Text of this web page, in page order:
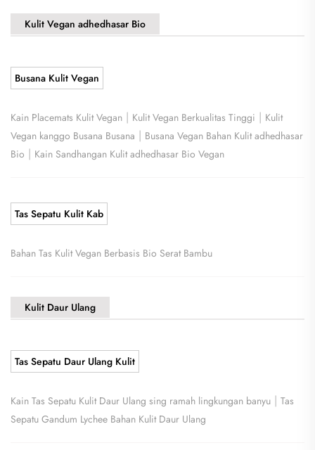
Kulit Vegan adhedhasar Bio
Busana Kulit Vegan
Kain Placemats Kulit Vegan | Kulit Vegan Berkualitas Tinggi | Kulit
Vegan kanggo Busana Busana | Busana Vegan Bahan Kulit adhedhasar
Bio | Kain Sandhangan Kulit adhedhasar Bio Vegan
Tas Sepatu Kulit Kab
Bahan Tas Kulit Vegan Berbasis Bio Serat Bambu
Kulit Daur Ulang
Tas Sepatu Daur Ulang Kulit
Kain Tas Sepatu Kulit Daur Ulang sing ramah lingkungan banyu | Tas
Sepatu Gandum Lychee Bahan Kulit Daur Ulang